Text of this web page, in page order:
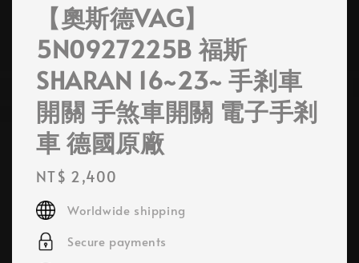
【奧斯德VAG】
5N0927225B 福斯
SHARAN 16~23~ 手剎車
開關 手煞車開關 電子手剎
車 德國原廠
Regular
price
NT$ 2,400
Worldwide shipping
Secure payments